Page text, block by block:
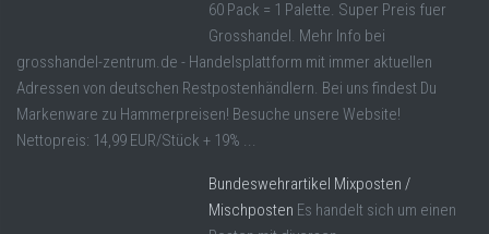
60 Pack = 1 Palette. Super Preis fuer
Grosshandel. Mehr Info bei
grosshandel-zentrum.de - Handelsplattform mit immer aktuellen
Adressen von deutschen Restpostenhändlern. Bei uns findest Du
Markenware zu Hammerpreisen! Besuche unsere Website!
Nettopreis: 14,99 EUR/Stück + 19% ...
Bundeswehrartikel Mixposten /
Mischposten Es handelt sich um einen